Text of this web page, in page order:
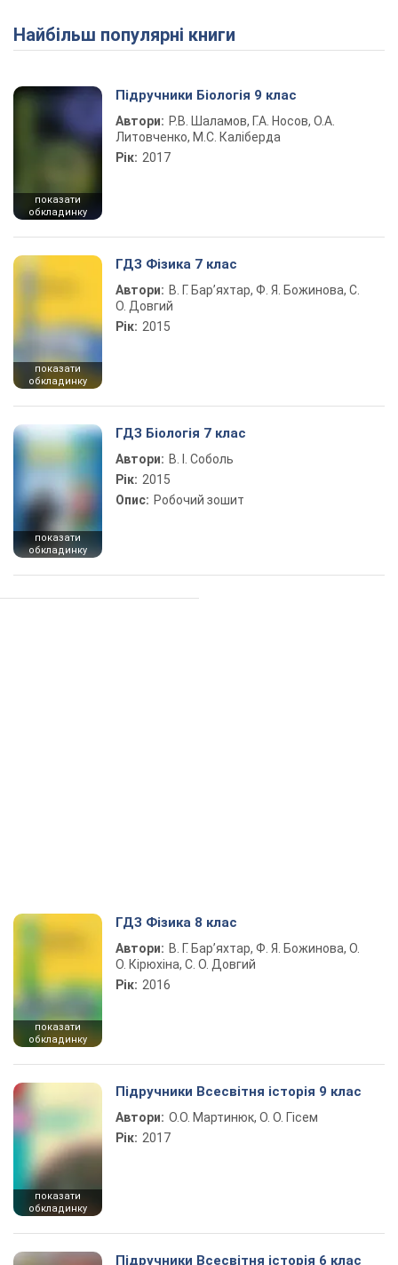
Найбільш популярні книги
показати
обкладинку
Підручники Біологія 9 клас
Автори: Р.В. Шаламов, Г.А. Носов, О.А.
Литовченко, М.С. Каліберда
Рік: 2017
показати
обкладинку
ГДЗ Фізика 7 клас
Автори: В. Г. Бар’яхтар, Ф. Я. Божинова, С.
О. Довгий
Рік: 2015
показати
обкладинку
ГДЗ Біологія 7 клас
Автори: В. І. Соболь
Рік: 2015
Опис: Робочий зошит
показати
обкладинку
ГДЗ Фізика 8 клас
Автори: В. Г. Бар’яхтар, Ф. Я. Божинова, О.
О. Кірюхіна, С. О. Довгий
Рік: 2016
показати
обкладинку
Підручники Всесвітня історія 9 клас
Автори: О.О. Мартинюк, О. О. Гісем
Рік: 2017
Підручники Всесвітня історія 6 клас